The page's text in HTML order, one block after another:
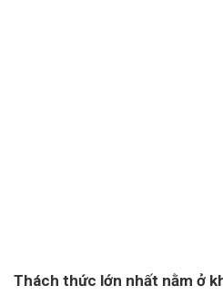
Thách thức lớn nhất nằm ở